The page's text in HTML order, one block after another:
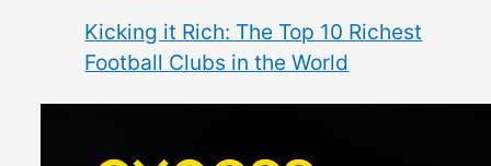
Kicking it Rich: The Top 10 Richest
Football Clubs in the World